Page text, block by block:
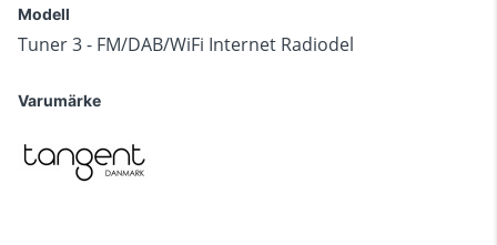
Modell
Tuner 3 - FM/DAB/WiFi Internet Radiodel
Varumärke